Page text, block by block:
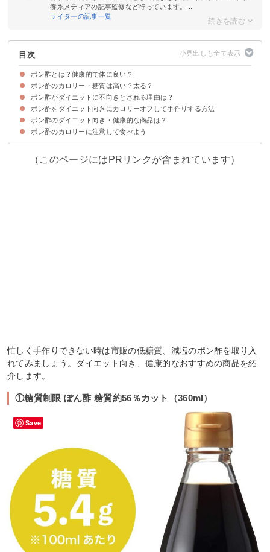
養系メディアの記事監修など行っています。...
ライターの記事一覧
目次
ポン酢とは？健康的で体に良い？
ポン酢の原料はゆずなど柑橘類と醤油
ポン酢の栄養
ポン酢のカロリー・糖質は高い？太る？
ポン酢のカロリー・糖質を醤油など調味料と比較
ポン酢を使った料理のカロリー・糖質
ポン酢がダイエットに不向きとされる理由は？
塩分によるむくみ
砂糖が多く含まれる
食欲を増進する
ポン酢をダイエット向きにカロリーオフして手作りする方法
材料
手作りの手順・方法
ポン酢のダイエット向き・健康的な商品は？
①糖質制限 ぽん酢 糖質約56％カット（360ml）
②ミツカン 減塩だしぽん酢 360ml
ポン酢のカロリーに注意して食べよう
（このページにはPRリンクが含まれています）
忙しく手作りできない時は市販の低糖質、減塩のポン酢を取り入
れてみましょう。ダイエット向き、健康的なおすすめの商品を紹
介します。
①糖質制限 ぽん酢 糖質約56％カット（360ml）
Save